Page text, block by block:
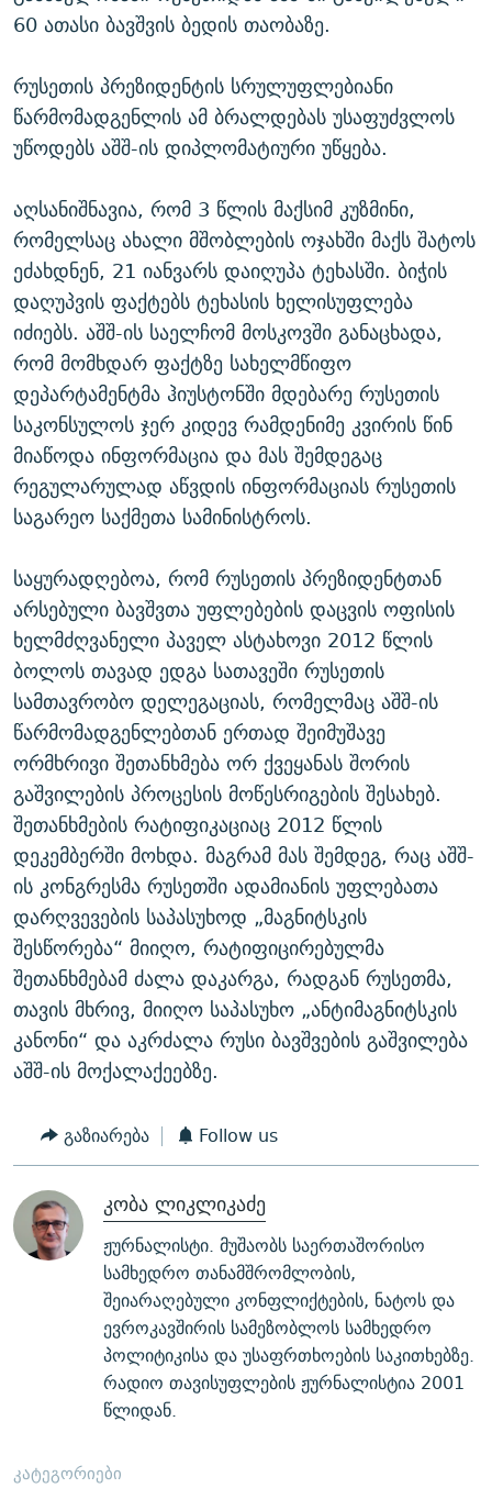
60 ათასი ბავშვის ბედის თაობაზე.
რუსეთის პრეზიდენტის სრულუფლებიანი
წარმომადგენლის ამ ბრალდებას უსაფუძვლოს
უწოდებს აშშ-ის დიპლომატიური უწყება.
აღსანიშნავია, რომ 3 წლის მაქსიმ კუზმინი,
რომელსაც ახალი მშობლების ოჯახში მაქს შატოს
ეძახდნენ, 21 იანვარს დაიღუპა ტეხასში. ბიჭის
დაღუპვის ფაქტებს ტეხასის ხელისუფლება
იძიებს. აშშ-ის საელჩომ მოსკოვში განაცხადა,
რომ მომხდარ ფაქტზე სახელმწიფო
დეპარტამენტმა ჰიუსტონში მდებარე რუსეთის
საკონსულოს ჯერ კიდევ რამდენიმე კვირის წინ
მიაწოდა ინფორმაცია და მას შემდეგაც
რეგულარულად აწვდის ინფორმაციას რუსეთის
საგარეო საქმეთა სამინისტროს.
საყურადღებოა, რომ რუსეთის პრეზიდენტთან
არსებული ბავშვთა უფლებების დაცვის ოფისის
ხელმძღვანელი პაველ ასტახოვი 2012 წლის
ბოლოს თავად ედგა სათავეში რუსეთის
სამთავრობო დელეგაციას, რომელმაც აშშ-ის
წარმომადგენლებთან ერთად შეიმუშავე
ორმხრივი შეთანხმება ორ ქვეყანას შორის
გაშვილების პროცესის მოწესრიგების შესახებ.
შეთანხმების რატიფიკაციაც 2012 წლის
დეკემბერში მოხდა. მაგრამ მას შემდეგ, რაც აშშ-
ის კონგრესმა რუსეთში ადამიანის უფლებათა
დარღვევების საპასუხოდ „მაგნიტსკის
შესწორება“ მიიღო, რატიფიცირებულმა
შეთანხმებამ ძალა დაკარგა, რადგან რუსეთმა,
თავის მხრივ, მიიღო საპასუხო „ანტიმაგნიტსკის
კანონი“ და აკრძალა რუსი ბავშვების გაშვილება
აშშ-ის მოქალაქეებზე.
გაზიარება Follow us
კობა ლიკლიკაძე
ჟურნალისტი. მუშაობს საერთაშორისო
სამხედრო თანამშრომლობის,
შეიარაღებული კონფლიქტების, ნატოს და
ევროკავშირის სამეზობლოს სამხედრო
პოლიტიკისა და უსაფრთხოების საკითხებზე.
რადიო თავისუფლების ჟურნალისტია 2001
წლიდან.
კატეგორიები